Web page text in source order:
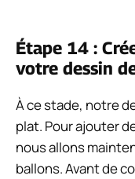
Étape 14 :
votre dessin
À ce stade, notre
plat. Pour ajouter
nous allons
ballons. Avant de